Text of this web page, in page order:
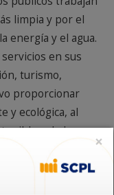
limpia y por el
energía y el agua.
en sus
turismo,
proporcionar
y ecológica, al
y de larga
en todo el mundo.
“presente”
millones de
×